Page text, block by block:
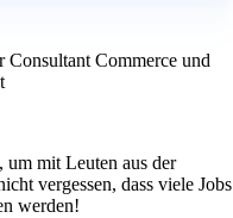
Consultant Commerce und
mit Leuten aus der
vergessen, dass viele Jobs
werden!